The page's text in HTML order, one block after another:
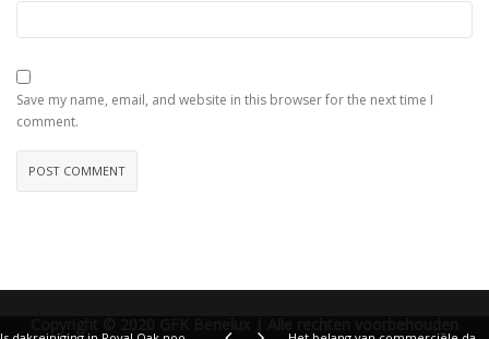
Save my name, email, and website in this browser for the next time I
comment.